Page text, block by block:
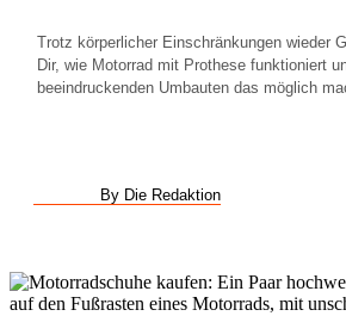
Trotz körperlicher Einschränkungen wieder
Dir, wie Motorrad mit Prothese funktioniert
beeindruckenden Umbauten das möglich
By Die Redaktion